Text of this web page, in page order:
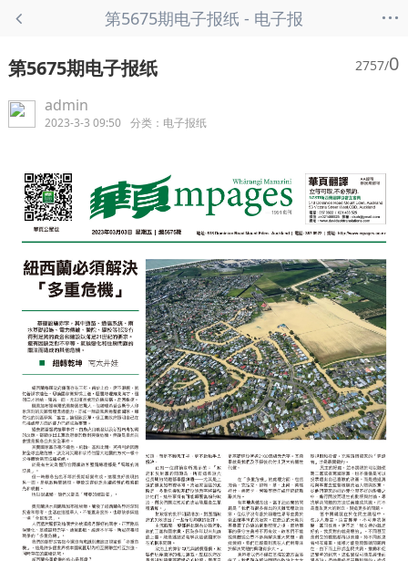
第5675期电子报纸 - 电子报
...
第5675期电子报纸 2757/0
admin
2023-3-3 09:50 分类： 电子报纸